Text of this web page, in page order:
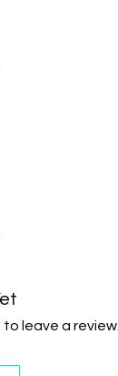
leave a review.